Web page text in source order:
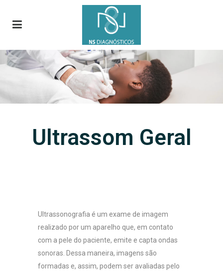
Ultrassom Geral
Ultrassonografia é um exame de imagem
realizado por um aparelho que, em contato
com a pele do paciente, emite e capta ondas
sonoras. Dessa maneira, imagens são
formadas e, assim, podem ser avaliadas pelo